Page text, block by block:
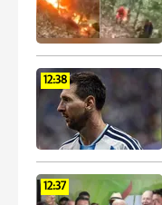
12:38
12:37